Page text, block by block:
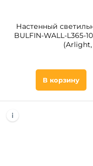
плетеные
веранда
Настенный
BULFIN-WALL-L365-
(Arlight,
В корзину